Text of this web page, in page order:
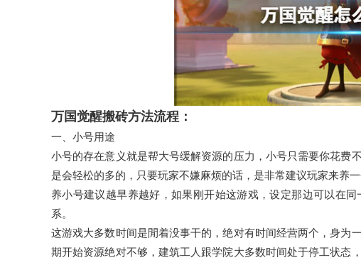
万国觉醒搬砖方法流程：
一、小号用途
小号的存在意义就是帮大号缓解资源的压力，小号只需要你花费
是会轻松的多的，只要玩家不嫌麻烦的话，是非常建议玩家来养一
养小号建议越早养越好，如果刚开始这游戏，设定那边可以在
系。
这游戏大多数时间是閒着没事干的，绝对有时间经营两个，身为
期开始资源绝对不够，建筑工人跟学院大多数时间处于停工状态